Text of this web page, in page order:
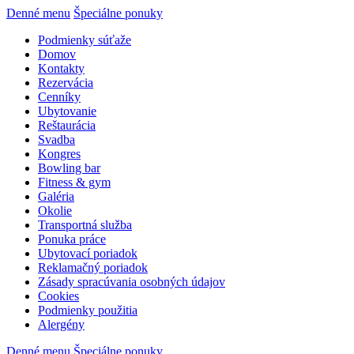
Denné menu Špeciálne ponuky
Podmienky súťaže
Domov
Kontakty
Rezervácia
Cenníky
Ubytovanie
Reštaurácia
Svadba
Kongres
Bowling bar
Fitness & gym
Galéria
Okolie
Transportná služba
Ponuka práce
Ubytovací poriadok
Reklamačný poriadok
Zásady spracúvania osobných údajov
Cookies
Podmienky použitia
Alergény
Denné menu Špeciálne ponuky